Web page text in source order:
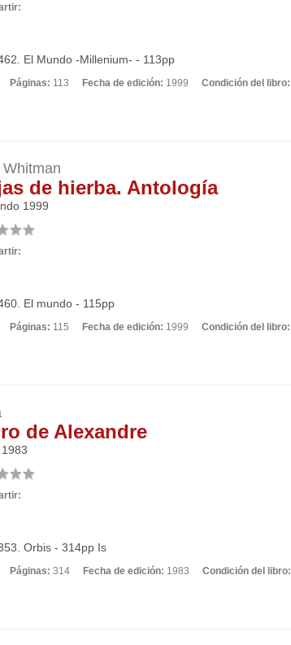
El Mundo -Millenium- - 113pp
Páginas: 113 Fecha de edición: 1999 Condición del libro:
Whitman
de hierba. Antología
1999
El mundo - 115pp
Páginas: 115 Fecha de edición: 1999 Condición del libro:
de Alexandre
1983
Orbis - 314pp Is
Páginas: 314 Fecha de edición: 1983 Condición del libro: